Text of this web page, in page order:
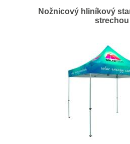
Nožnicový hliníkový
strechou